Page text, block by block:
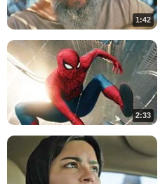
1:42
2:33